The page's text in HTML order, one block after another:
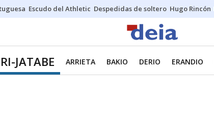
Escudo del Athletic Despedidas de soltero Hugo Rincón
JATABE ARRIETA BAKIO DERIO ERANDIO